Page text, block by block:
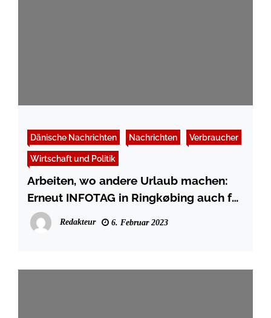
Dänische Nachrichten Nachrichten Verbraucher
Wirtschaft und Politik
Arbeiten, wo andere Urlaub machen:
Erneut INFOTAG in Ringkøbing auch für
deutsche Arbeitssuchende
Redakteur 6. Februar 2023